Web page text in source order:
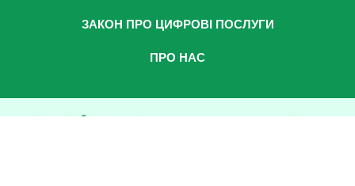
ЗАКОН ПРО ЦИФРОВІ ПОСЛУГИ
ПРО НАС